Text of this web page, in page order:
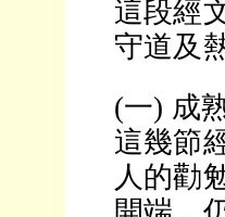
這段經
守道及
(一) 成
這幾節
人的勸